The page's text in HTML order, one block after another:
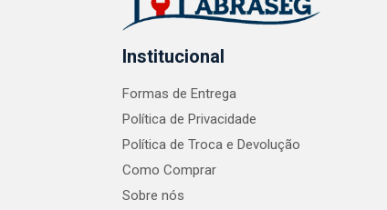
Institucional
Formas de Entrega
Política de Privacidade
Política de Troca e Devolução
Como Comprar
Sobre nós